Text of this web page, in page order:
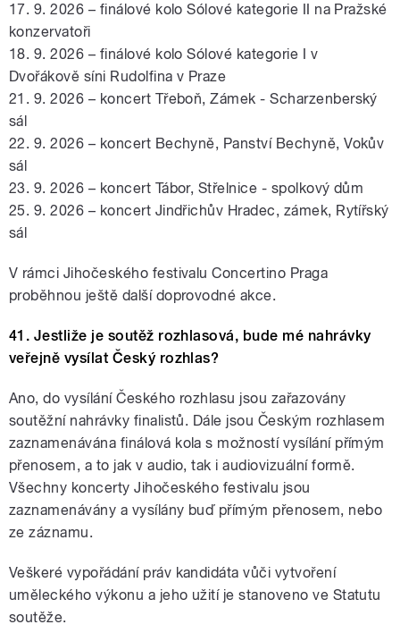
17. 9. 2026 – finálové kolo Sólové kategorie II na Pražské
konzervatoři
18. 9. 2026 – finálové kolo Sólové kategorie I v
Dvořákově síni Rudolfina v Praze
21. 9. 2026 – koncert Třeboň, Zámek - Scharzenberský
sál
22. 9. 2026 – koncert Bechyně, Panství Bechyně, Vokův
sál
23. 9. 2026 – koncert Tábor, Střelnice - spolkový dům
25. 9. 2026 – koncert Jindřichův Hradec, zámek, Rytířský
sál
V rámci Jihočeského festivalu Concertino Praga
proběhnou ještě další doprovodné akce.
41. Jestliže je soutěž rozhlasová, bude mé nahrávky
veřejně vysílat Český rozhlas?
Ano, do vysílání Českého rozhlasu jsou zařazovány
soutěžní nahrávky finalistů. Dále jsou Českým rozhlasem
zaznamenávána finálová kola s možností vysílání přímým
přenosem, a to jak v audio, tak i audiovizuální formě.
Všechny koncerty Jihočeského festivalu jsou
zaznamenávány a vysílány buď přímým přenosem, nebo
ze záznamu.
Veškeré vypořádání práv kandidáta vůči vytvoření
uměleckého výkonu a jeho užití je stanoveno ve Statutu
soutěže.